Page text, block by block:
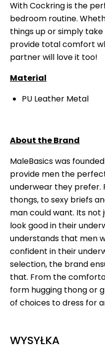
With Cockring is the
bedroom routine.
things up or simply
provide total comfort
partner will love it too!
Material
PU Leather Metal
About the Brand
MaleBasics was
provide men the
underwear they prefer.
thongs, to sexy briefs
man could want. Its
look good in their
understands that men
confident in their
selection, the brand
that. From the
form hugging thong or
of choices to dress for
WYSYŁKA